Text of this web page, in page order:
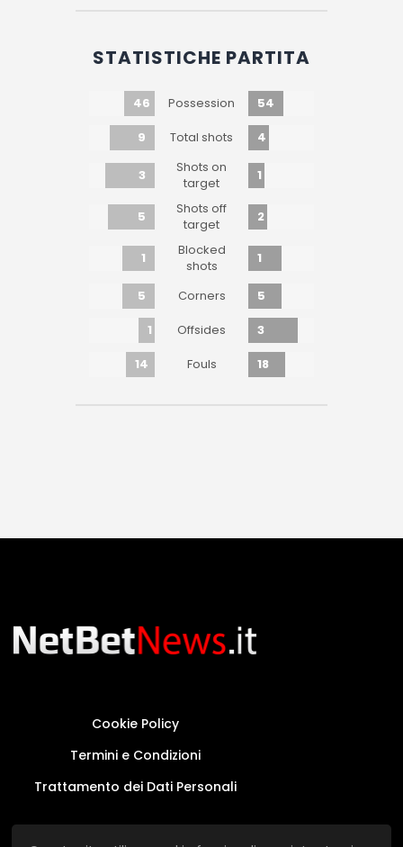
STATISTICHE PARTITA
46 Possession
54
9
Total shots 4
3
Shots on
target
1
5
Shots off
target
2
1
Blocked
shots
1
5 Corners
5
1
Offsides
3
14
Fouls 18
Cookie Policy
Termini e Condizioni
Trattamento dei Dati Personali